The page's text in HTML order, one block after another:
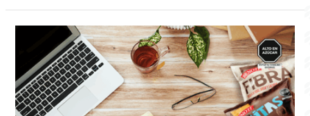
los
exámenes
sin